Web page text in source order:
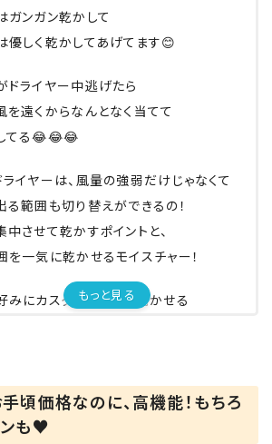
ガンガン乾かして
優しく乾かしてあげてます😊
ドライヤー中逃げたら
を遠くからなんとなく当てて
てる😂😂😂
ライヤーは、風量の強弱だけじゃなくて
る範囲も切り替えができるの！
中させて乾かすポイントと、
を一気に乾かせるモイスチャー！
みにカスタマイズして乾かせる
らっさら！！！
ヤーでこんなに髪質変わるんだ！
もっと見る
頃価格なのに、高機能！もちろ
ンも♥